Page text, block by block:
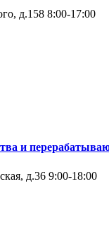
д.158 8:00-17:00
и
д.36 9:00-18:00